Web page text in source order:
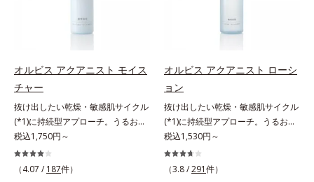
＝すべての人にコメド（ニキビのも
と）ができないというわけではあり
る*5 乾燥、ハリ・ツヤのなさ
*6 乾燥による*7 保湿成分*8
キス配合＝うるおいを与えハリと透
明感に満ちた肌へ導く保湿成分*9
メマツヨイグサ抽出液、スイカズラ
エキス配合＝角層のすみずみまで水
分・油分を保ち、ハリ・ツヤを与え
る保湿成分*10 気持ちのことアレ
ルギーテスト済＝全ての方にアレル
ギーが起こらないということではあ
微粒子とオイルが肌と汚れの間に入
り込み、小さくばらけて肌表面にう
することを防止し、細かい毛穴汚れ
をごっそりするん！角栓溶解オイル
(*4)が詰まりや黒ずみも溶かして、
毛穴の目立ちにくいすべすべ肌に洗
い上げます。大人肌のためのくすみ
(*5)を晴らすアプローチによって圧
巻の洗浄力と保湿力を叶え、毛穴目
みなぎる目元を目指します。*1 レ
チノール配合＝保湿成分*2 パルミ
（フィトステリル/オクチルドデシ
ル）配合＝保湿成分*4 角層まで
オルビス アクアニスト モイス
チャー
抜け出したい乾燥・敏感肌サイクル
(*1)に持続型アプローチ。うるおい
を追求した敏感肌用保湿スキンケア
(*2)。うるおいを逃し、刺激を受け
やすい角層の“乾燥敏感スランプ
税込1,750円～
（4.07 / 187件）
オルビス アクアニスト ローシ
ョン
抜け出したい乾燥・敏感肌サイクル
(*1)に持続型アプローチ。うるおい
を追求した敏感肌用保湿スキンケア
(*2)。うるおいを逃し、刺激を受け
やすい角層の“乾燥敏感スランプ
税込1,530円～
（3.8 /291件）